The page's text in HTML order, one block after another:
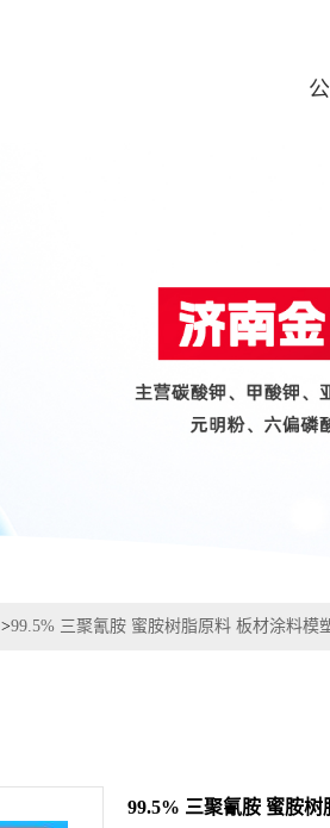
>99.5% 三聚氰胺 蜜胺树脂原料 板材涂料模
99.5% 三聚氰胺 蜜胺